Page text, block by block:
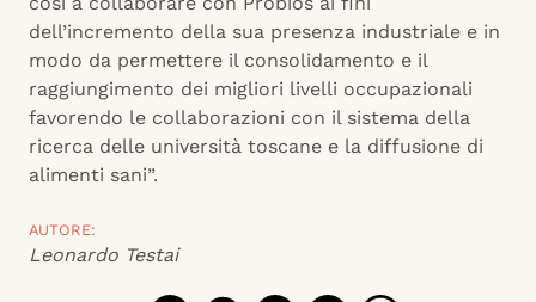
dell’incremento della sua presenza industriale e in
modo da permettere il consolidamento e il
raggiungimento dei migliori livelli occupazionali
favorendo le collaborazioni con il sistema della
ricerca delle università toscane e la diffusione di
alimenti sani”.
AUTORE:
Leonardo Testai